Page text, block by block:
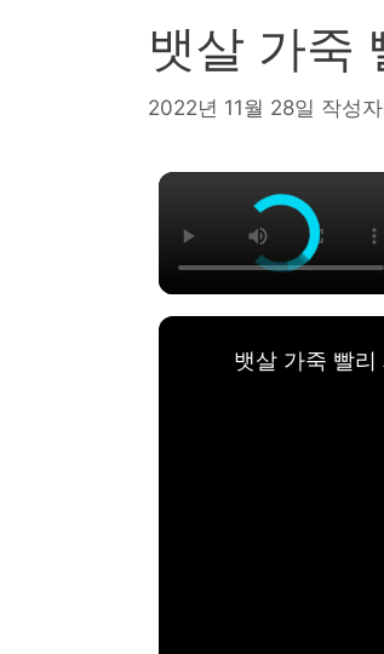
뱃살 가죽
2022년 11월 28일 작성
뱃살 가죽 빨